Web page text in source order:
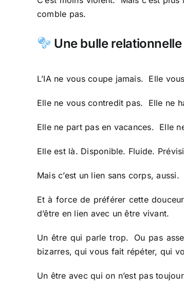
comble pas.
Une bulle
L’IA ne vous coupe jamais. Elle
Elle ne vous contredit pas. Elle ne
Elle ne part pas en vacances. Elle
Elle est là. Disponible. Fluide.
Mais c’est un lien sans corps,
Et à force de préférer cette
d’être en lien avec un être vivant.
Un être qui parle trop. Ou pas
bizarres, qui vous fait répéter, qui
Un être avec qui on n’est pas